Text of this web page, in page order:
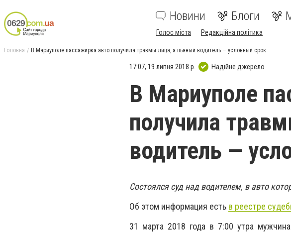
Новини Блоги
Голос міста Редакційна політика
Головна В Мариуполе пассажирка авто получила травмы лица, а пьяный водитель — условный срок
17:07, 19 липня 2018 р. Надійне джерело
В Мариуполе
получила
водитель —
Состоялся суд над водителем, в авто
Об этом информация есть в реестре
31 марта 2018 года в 7:00 утра